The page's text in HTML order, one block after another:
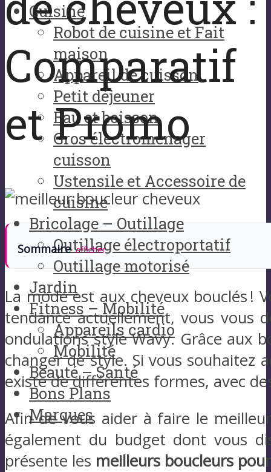
Cuisine
Robot de cuisine et Fait
maison
Appareil de cuisson
Petit déjeuner
Eau et boisson
Gros électroménager
cuisson
Ustensile et Accessoire de
cuisine
Bricolage – Outillage
Outillage électroportatif
Outillage motorisé
Jardin
Fitness – Mobilité
Appareils cardio
Mobilité
Beauté – Santé
Bons Plans
Marques
Comparatif
et Promo
Sommaire afficher
La mode est aux cheveux bouclés !
tendance actuellement, vous vous
ondulations style Wavy. Grâce aux
changer de style. Si vous souhaitez
existe de différentes formes, avec
Afin de vous aider à faire le
également du budget dont vous
présente les meilleurs boucleurs